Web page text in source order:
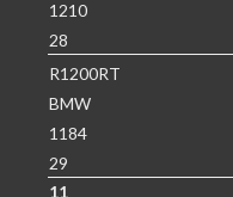
1210
28
R1200RT
BMW
1184
29
11